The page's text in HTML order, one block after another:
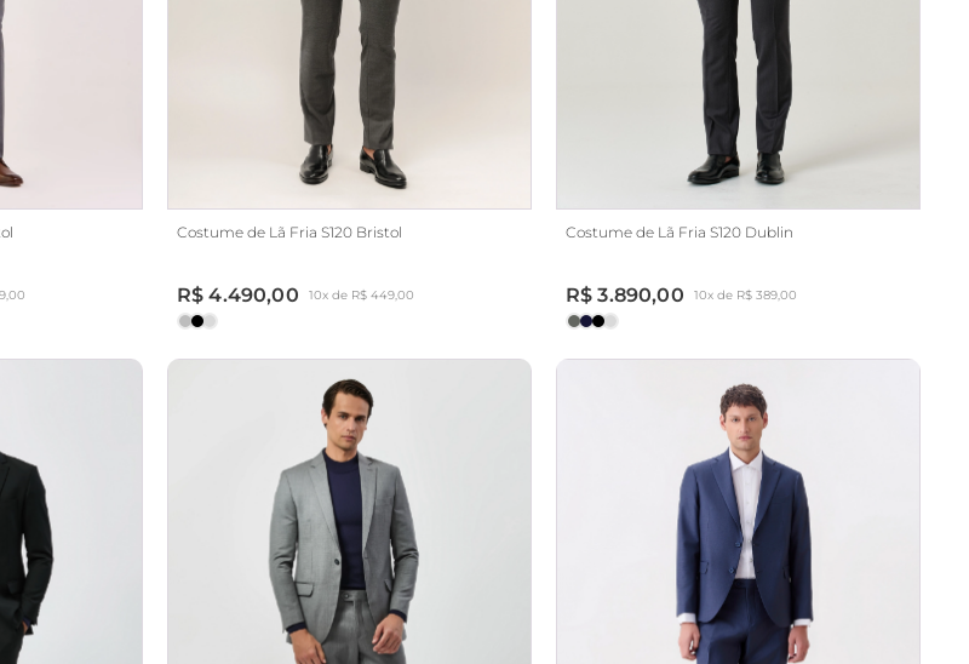
Costume de Lã Fria S120 Bristol
R$ 4.490,00 10x de R$ 449,00
Costume de Lã Fria S120 Dublin
R$ 3.890,00 10x de R$ 389,00